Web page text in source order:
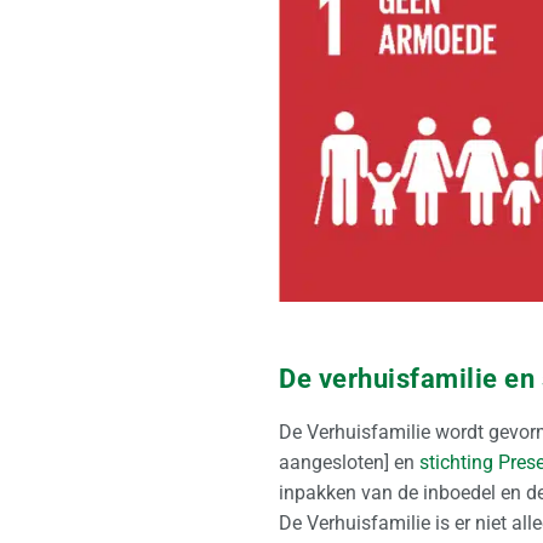
De verhuisfamilie
De Verhuisfamilie wordt
aangesloten] en stichting
inpakken van de inboedel en
De Verhuisfamilie is er niet